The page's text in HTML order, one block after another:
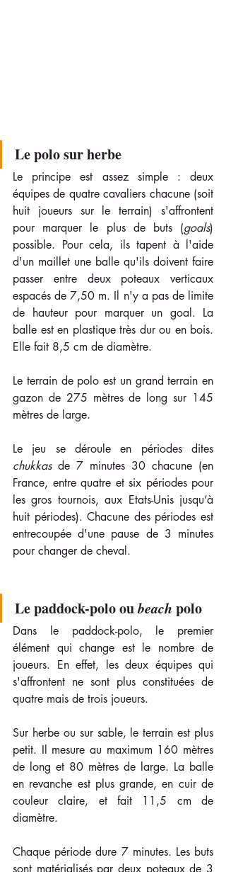
Le polo sur herbe
Le principe est assez simple : deux
équipes de quatre cavaliers chacune (soit
huit joueurs sur le terrain) s'affrontent
pour marquer le plus de buts (goals)
possible. Pour cela, ils tapent à l'aide
d'un maillet une balle qu'ils doivent faire
passer entre deux poteaux verticaux
espacés de 7,50 m. Il n'y a pas de limite
de hauteur pour marquer un goal. La
balle est en plastique très dur ou en bois.
Elle fait 8,5 cm de diamètre.
Le terrain de polo est un grand terrain en
gazon de 275 mètres de long sur 145
mètres de large.
chukkas de 7 minutes 30 chacune (en
France, entre quatre et six périodes pour
les gros tournois, aux Etats-Unis jusqu’à
huit périodes). Chacune des périodes est
entrecoupée d'une pause de 3 minutes
pour changer de cheval.
Le paddock-polo ou beach polo
Dans le paddock-polo, le premier
élément qui change est le nombre de
joueurs. En effet, les deux équipes qui
s'affrontent ne sont plus constituées de
quatre mais de trois joueurs.
Sur herbe ou sur sable, le terrain est plus
petit. Il mesure au maximum 160 mètres
de long et 80 mètres de large. La balle
en revanche est plus grande, en cuir de
couleur claire, et fait 11,5 cm de
diamètre.
Chaque période dure 7 minutes. Les buts